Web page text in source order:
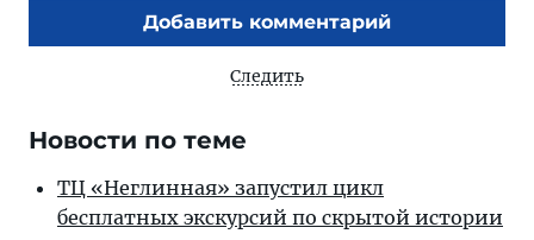
Добавить комментарий
Следить
Новости по теме
ТЦ «Неглинная» запустил цикл
бесплатных экскурсий по скрытой истории